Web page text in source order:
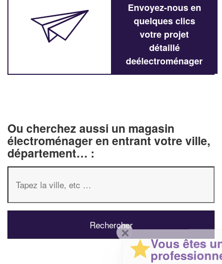
Envoyez-nous en
quelques clics
votre projet
détaillé
deélectroménager
Ou cherchez aussi un magasin
électroménager en entrant votre ville,
département… :
Vous êtes un
professionnel ?